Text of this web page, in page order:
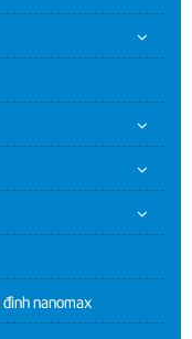
nanomax